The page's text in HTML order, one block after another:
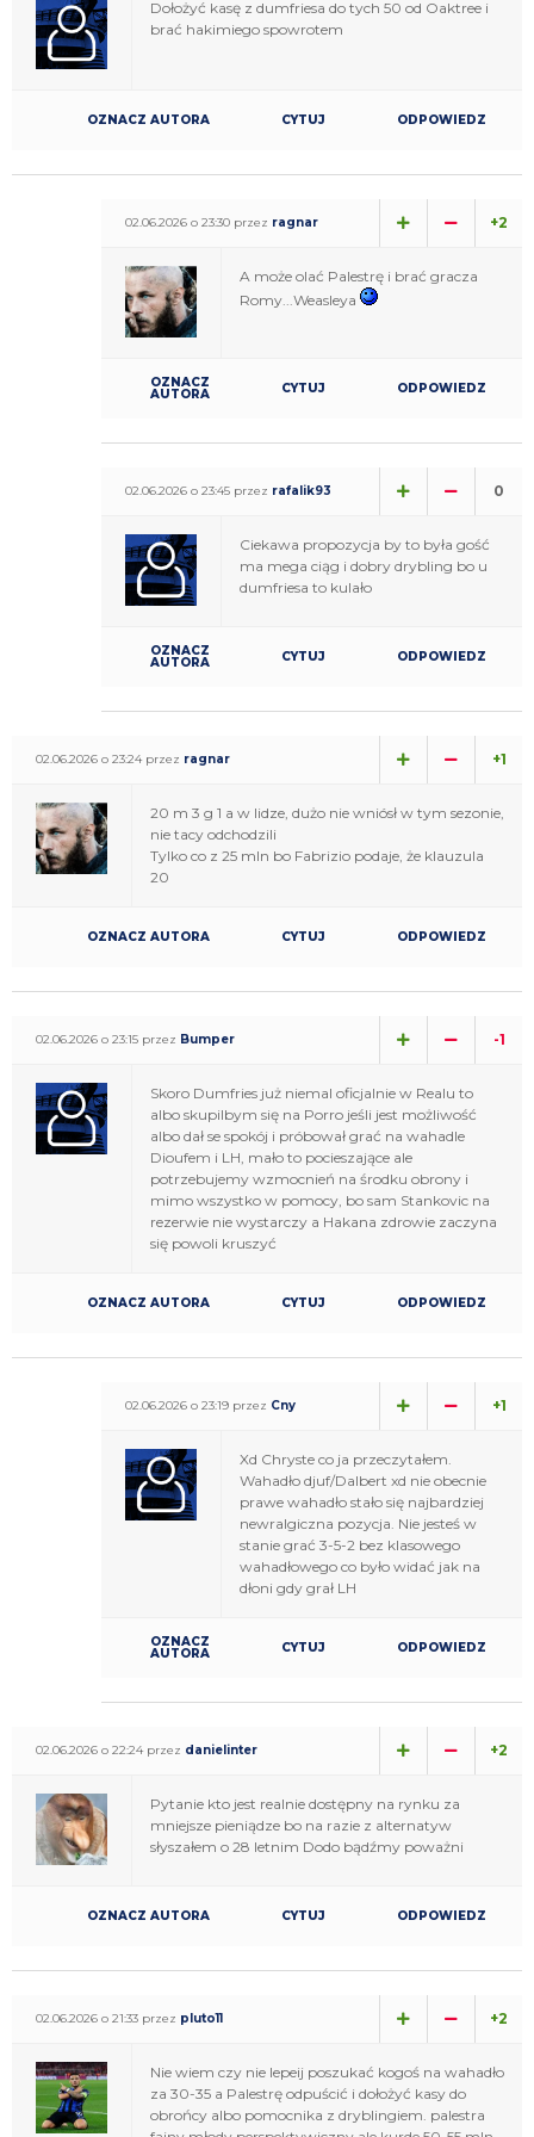
Dołożyć kasę z dumfriesa do tych 50 od Oaktree i
brać hakimiego spowrotem
OZNACZ AUTORA CYTUJ ODPOWIEDZ
02.06.2026 o 23:30 przez ragnar +2
A może olać Palestrę i brać gracza
Romy...Weasleya
OZNACZ
AUTORA CYTUJ ODPOWIEDZ
02.06.2026 o 23:45 przez rafalik93 0
Ciekawa propozycja by to była gość
ma mega ciąg i dobry drybling bo u
dumfriesa to kulało
OZNACZ
AUTORA CYTUJ ODPOWIEDZ
02.06.2026 o 23:24 przez ragnar +1
20 m 3 g 1 a w lidze, dużo nie wniósł w tym sezonie,
nie tacy odchodzili
Tylko co z 25 mln bo Fabrizio podaje, że klauzula
20
OZNACZ AUTORA CYTUJ ODPOWIEDZ
02.06.2026 o 23:15 przez Bumper -1
Skoro Dumfries już niemal oficjalnie w Realu to
albo skupilbym się na Porro jeśli jest możliwość
albo dał se spokój i próbował grać na wahadle
Dioufem i LH, mało to pocieszające ale
potrzebujemy wzmocnień na środku obrony i
mimo wszystko w pomocy, bo sam Stankovic na
rezerwie nie wystarczy a Hakana zdrowie zaczyna
się powoli kruszyć
OZNACZ AUTORA CYTUJ ODPOWIEDZ
02.06.2026 o 23:19 przez Cny +1
Xd Chryste co ja przeczytałem.
Wahadło djuf/Dalbert xd nie obecnie
prawe wahadło stało się najbardziej
newralgiczna pozycja. Nie jesteś w
stanie grać 3-5-2 bez klasowego
wahadłowego co było widać jak na
dłoni gdy grał LH
OZNACZ
AUTORA CYTUJ ODPOWIEDZ
02.06.2026 o 22:24 przez danielinter +2
Pytanie kto jest realnie dostępny na rynku za
mniejsze pieniądze bo na razie z alternatyw
słyszałem o 28 letnim Dodo bądźmy poważni
OZNACZ AUTORA CYTUJ ODPOWIEDZ
02.06.2026 o 21:33 przez pluto11 +2
Nie wiem czy nie lepeij poszukać kogoś na wahadło
za 30-35 a Palestrę odpuścić i dołożyć kasy do
obrońcy albo pomocnika z dryblingiem. palestra